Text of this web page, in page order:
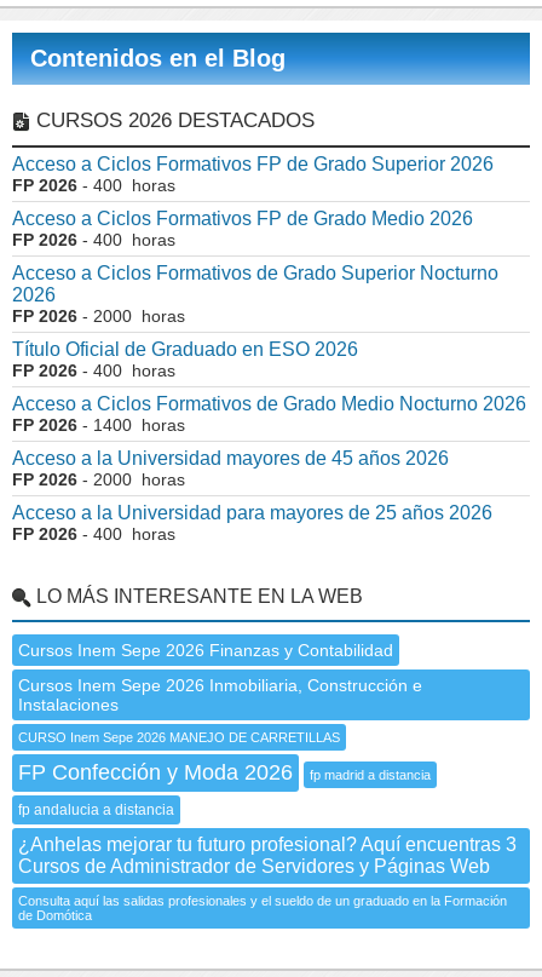
Contenidos en el Blog
CURSOS 2026 DESTACADOS
Acceso a Ciclos Formativos FP de Grado Superior 2026
FP 2026 - 400 horas
Acceso a Ciclos Formativos FP de Grado Medio 2026
FP 2026 - 400 horas
Acceso a Ciclos Formativos de Grado Superior Nocturno
2026
FP 2026 - 2000 horas
Título Oficial de Graduado en ESO 2026
FP 2026 - 400 horas
Acceso a Ciclos Formativos de Grado Medio Nocturno 2026
FP 2026 - 1400 horas
Acceso a la Universidad mayores de 45 años 2026
FP 2026 - 2000 horas
Acceso a la Universidad para mayores de 25 años 2026
FP 2026 - 400 horas
LO MÁS INTERESANTE EN LA WEB
Cursos Inem Sepe 2026 Finanzas y Contabilidad
Cursos Inem Sepe 2026 Inmobiliaria, Construcción e
Instalaciones
CURSO Inem Sepe 2026 MANEJO DE CARRETILLAS
FP Confección y Moda 2026 fp madrid a distancia
fp andalucia a distancia
¿Anhelas mejorar tu futuro profesional? Aquí encuentras 3
Cursos de Administrador de Servidores y Páginas Web
Consulta aquí las salidas profesionales y el sueldo de un graduado en la Formación
de Domótica